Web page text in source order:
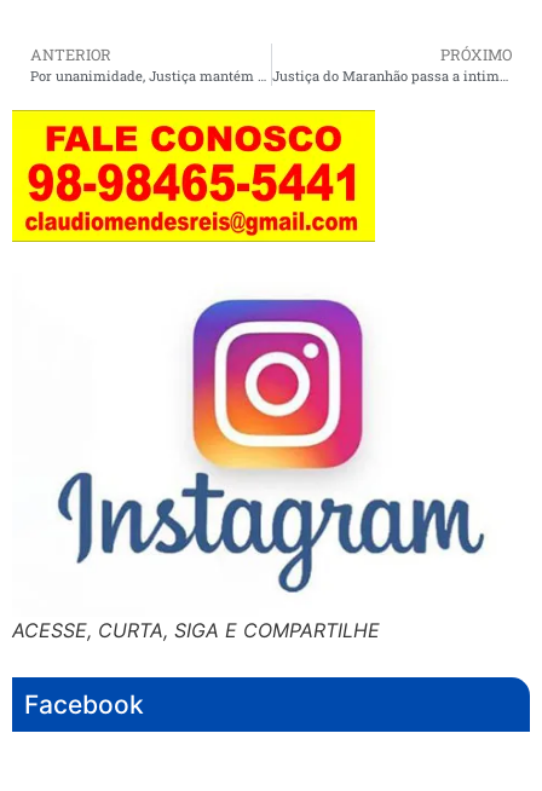
ANTERIOR PRÓXIMO
ACESSE, CURTA, SIGA E COMPARTILHE
Facebook